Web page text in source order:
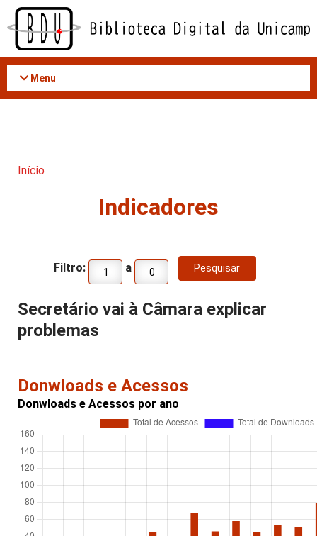
Acessar
conteúdo
Menu
Início
Indicadores
Filtro: a
Secretário vai à Câmara explicar
problemas
Donwloads e Acessos
Donwloads e Acessos por ano